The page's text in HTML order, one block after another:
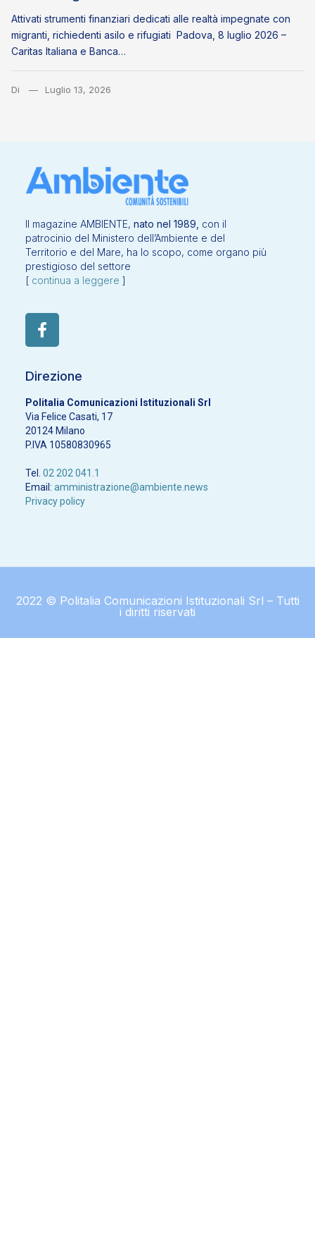
Attivati strumenti finanziari dedicati alle realtà impegnate con
migranti, richiedenti asilo e rifugiati Padova, 8 luglio 2026 –
Caritas Italiana e Banca…
Di Luglio 13, 2026
Il magazine AMBIENTE, nato nel 1989, con il
patrocinio del Ministero dell’Ambiente e del
Territorio e del Mare, ha lo scopo, come organo più
prestigioso del settore
[ continua a leggere ]
Direzione
Politalia Comunicazioni Istituzionali Srl
Via Felice Casati, 17
20124 Milano
P.IVA 10580830965
Tel. 02 202 041.1
Email: amministrazione@ambiente.news
Privacy policy
2022 © Politalia Comunicazioni Istituzionali Srl – Tutti
i diritti riservati